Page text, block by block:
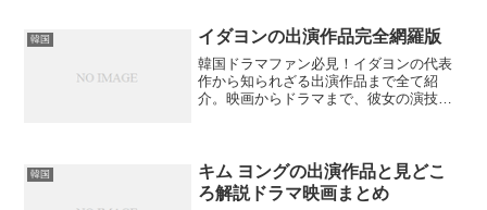
韓国 イダヨンの出演作品完全網羅版
韓国ドラマファン必見！イダヨンの代表
作から知られざる出演作品まで全て紹
介。映画からドラマまで、彼女の演技の
韓国
キム ヨングの出演作品と見どこ
ろ解説ドラマ映画まとめ